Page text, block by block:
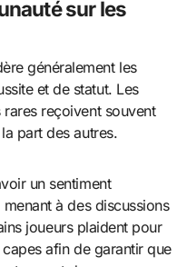
sur les
généralement les
et de statut. Les
reçoivent souvent
part des autres.
un sentiment
à des discussions
joueurs plaident pour
capes afin de garantir que